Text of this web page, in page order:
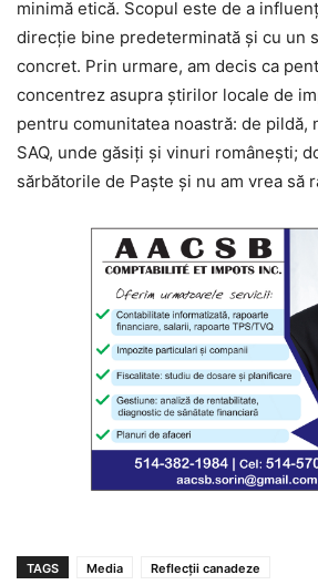
minimă etică. Scopul este de a
direcție bine predeterminată și cu un
concret. Prin urmare, am decis ca
concentrez asupra știrilor locale de
pentru comunitatea noastră: de pildă,
SAQ, unde găsiți și vinuri românești;
sărbătorile de Paște și nu am vrea să
TAGS Media Reflecții canadeze